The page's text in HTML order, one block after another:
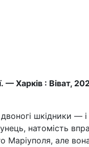
Харків : Віват,
шкідники — і
натомість
але вона